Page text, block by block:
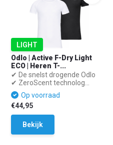
LIGHT
Odlo | Active F-Dry Light
ECO | Heren T-...
✔ De snelst drogende Odlo
✔ ZeroScent technolog...
Op voorraad
€44,95
Bekijk